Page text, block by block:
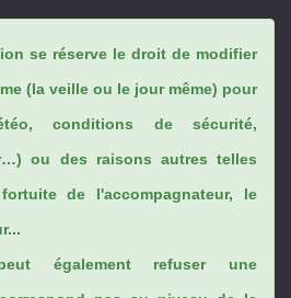
se réserve le droit de modifier
(la veille ou le jour même) pour
conditions de sécurité,
ou des raisons autres telles
de l'accompagnateur, le
peut également refuser une